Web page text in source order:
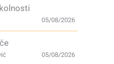
05/08/2026
05/08/2026